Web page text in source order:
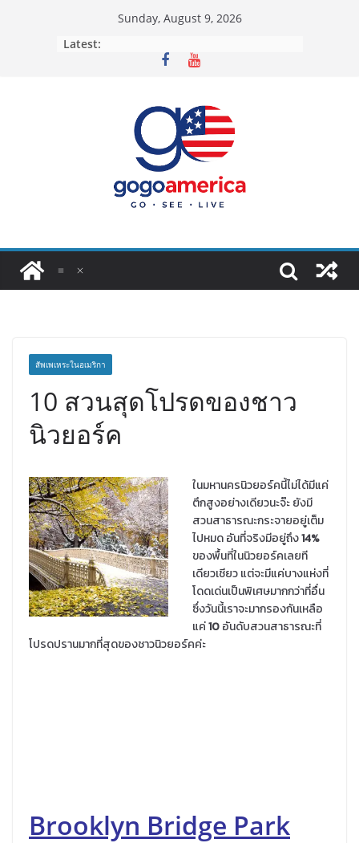
Sunday, August 9, 2026
Latest:
สัพเพเหระในอเมริกา
10 สวนสุดโปรดของชาว
นิวยอร์ค
ในมหานครนิวยอร์คนี้ไม่ได้มีแค่
ตึกสูงอย่างเดียวนะจ๊ะ ยังมี
สวนสาธารณะกระจายอยู่เต็ม
ไปหมด อันที่จริงมีอยู่ถึง14%
ของพื้นที่ในนิวยอร์คเลยที
เดียวเชียว แต่จะมีแค่บางแห่งที่
โดดเด่นเป็นพิเศษมากกว่าที่อื่น
ซึ่งวันนี้เราจะมากรองกันเหลือ
แค่10อันดับสวนสาธารณะที่
โปรดปรานมากที่สุดของชาวนิวยอร์คค่ะ
Brooklyn Bridge Park